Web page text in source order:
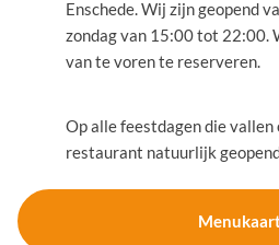
Enschede. Wij zijn geopend
zondag van 15:00 tot 22:00.
van te voren te reserveren.
Op alle feestdagen die vallen
restaurant natuurlijk